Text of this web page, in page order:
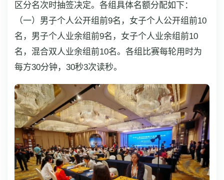
区分名次时抽签决定。各组具体名额分配如下：
（一）男子个人公开组前9名，女子个人公开组前10
名，男子个人业余组前9名，女子个人业余组前10
名，混合双人业余组前10名。各组比赛每轮用时为
每方30分钟，30秒3次读秒。